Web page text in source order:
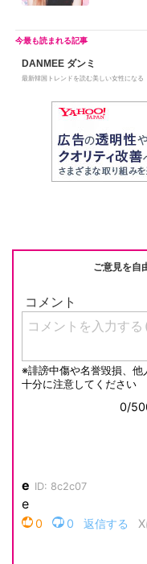
DANMEE ダンミ
最新韓国トレンドを読む美しい女性になる
ご意見を自